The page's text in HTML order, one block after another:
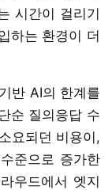
시간이 걸리기
하는 환경이 더
반 AI의 한계를
순 질의응답 수
요되던 비용이,
준으로 증가한
우드에서 엣지